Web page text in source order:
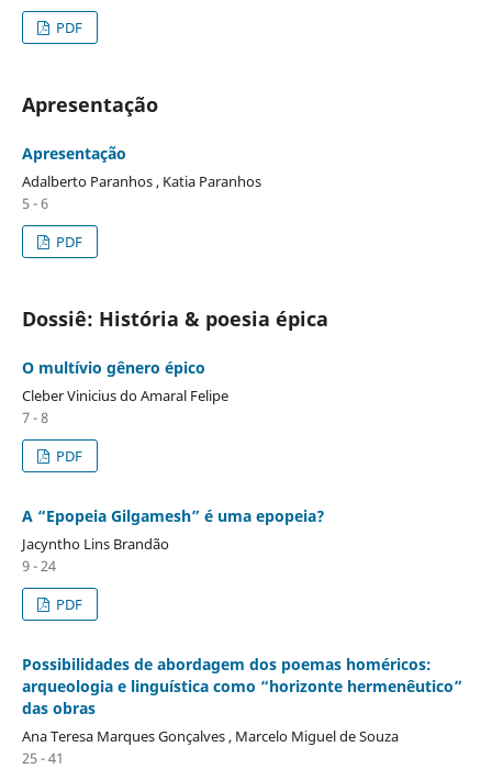
PDF
Apresentação
Apresentação
Adalberto Paranhos , Katia Paranhos
5 - 6
PDF
Dossiê: História & poesia épica
O multívio gênero épico
Cleber Vinicius do Amaral Felipe
7 - 8
PDF
A “Epopeia Gilgamesh” é uma epopeia?
Jacyntho Lins Brandão
9 - 24
PDF
Possibilidades de abordagem dos poemas homéricos:
arqueologia e linguística como “horizonte hermenêutico”
das obras
Ana Teresa Marques Gonçalves , Marcelo Miguel de Souza
25 - 41